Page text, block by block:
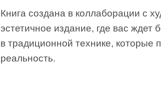
Книга создана в коллаборации с
эстетичное издание, где вас ждет
в традиционной технике, которые
реальность.